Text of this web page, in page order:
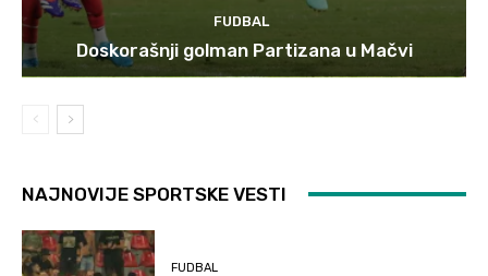
FUDBAL
Doskorašnji golman Partizana u Mačvi
NAJNOVIJE SPORTSKE VESTI
FUDBAL